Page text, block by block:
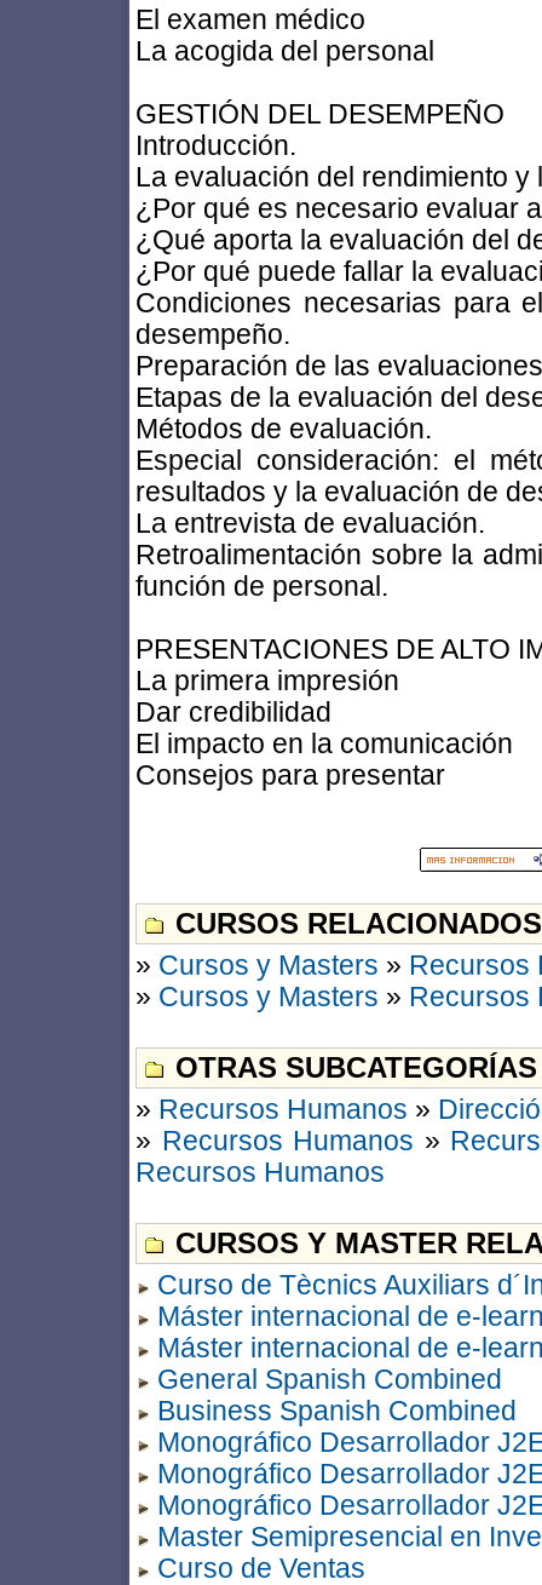
El examen médico
La acogida del personal
GESTIÓN DEL DESEMPEÑO
Introducción.
La evaluación del rendimiento
¿Por qué es necesario evaluar
¿Qué aporta la evaluación del
¿Por qué puede fallar la
Condiciones necesarias para
desempeño.
Preparación de las
Etapas de la evaluación del
Métodos de evaluación.
Especial consideración: el
resultados y la evaluación de
La entrevista de evaluación.
Retroalimentación sobre la
función de personal.
PRESENTACIONES DE ALTO
La primera impresión
Dar credibilidad
El impacto en la comunicación
Consejos para presentar
CURSOS
» Cursos y Masters » Recursos
» Cursos y Masters » Recursos
OTRAS
» Recursos Humanos »
» Recursos Humanos »
Recursos Humanos
CURSOS Y MASTER
Curso de Tècnics Auxiliars
Máster internacional de e-
Máster internacional de e-
General Spanish Combined
Business Spanish Combined
Monográfico Desarrollador
Monográfico Desarrollador
Monográfico Desarrollador
Master Semipresencial en
Curso de Ventas